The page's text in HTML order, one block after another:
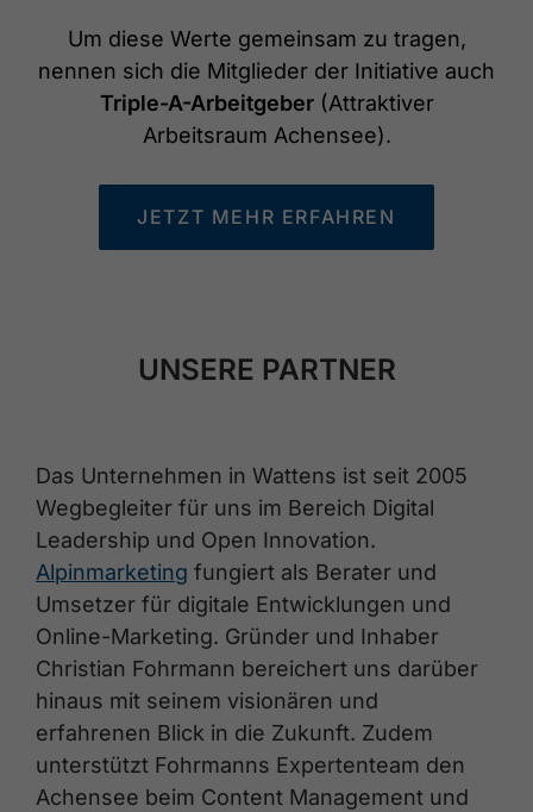
Um diese Werte gemeinsam zu tragen,
nennen sich die Mitglieder der Initiative auch
Triple-A-Arbeitgeber(Attraktiver
Arbeitsraum Achensee).
JETZT MEHR ERFAHREN
UNSERE PARTNER
Das Unternehmen in Wattens ist seit 2005
Wegbegleiter für uns im Bereich Digital
Leadership und Open Innovation.
Alpinmarketing fungiert als Berater und
Umsetzer für digitale Entwicklungen und
Online-Marketing. Gründer und Inhaber
Christian Fohrmann bereichert uns darüber
hinaus mit seinem visionären und
erfahrenen Blick in die Zukunft. Zudem
unterstützt Fohrmanns Expertenteam den
Achensee beim Content Management und